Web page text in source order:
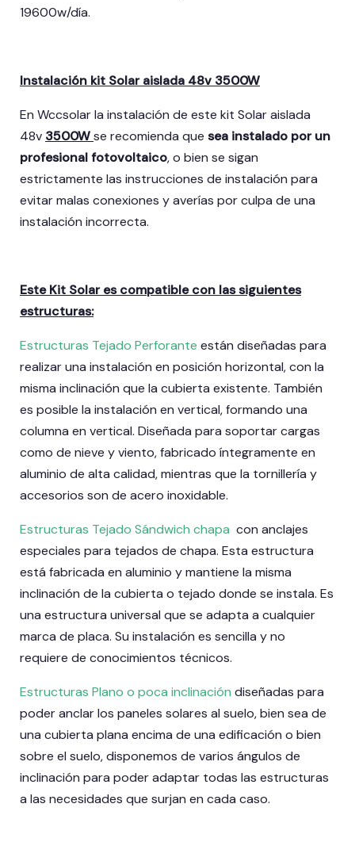
19600w/día.
Instalación kit Solar aislada 48v 3500W
En Wccsolar la instalación de este kit Solar aislada
48v 3500Wse recomienda que sea instalado por un
profesional fotovoltaico, o bien se sigan
estrictamente las instrucciones de instalación para
evitar malas conexiones y averías por culpa de una
instalación incorrecta.
Este Kit Solar es compatible con las siguientes
estructuras:
Estructuras Tejado Perforante están diseñadas para
realizar una instalación en posición horizontal, con la
misma inclinación que la cubierta existente. También
es posible la instalación en vertical, formando una
columna en vertical. Diseñada para soportar cargas
como de nieve y viento, fabricado íntegramente en
aluminio de alta calidad, mientras que la tornillería y
accesorios son de acero inoxidable.
Estructuras Tejado Sándwich chapa con anclajes
especiales para tejados de chapa. Esta estructura
está fabricada en aluminio y mantiene la misma
inclinación de la cubierta o tejado donde se instala. Es
una estructura universal que se adapta a cualquier
marca de placa. Su instalación es sencilla y no
requiere de conocimientos técnicos.
Estructuras Plano o poca inclinación diseñadas para
poder anclar los paneles solares al suelo, bien sea de
una cubierta plana encima de una edificación o bien
sobre el suelo, disponemos de varios ángulos de
inclinación para poder adaptar todas las estructuras
a las necesidades que surjan en cada caso.